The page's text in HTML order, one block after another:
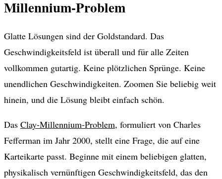
Millennium-Problem
Glatte Lösungen sind der Goldstandard. Das
Geschwindigkeitsfeld ist überall und für alle Zeiten
vollkommen gutartig. Keine plötzlichen Sprünge. Keine
unendlichen Geschwindigkeiten. Zoomen Sie beliebig weit
hinein, und die Lösung bleibt einfach schön.
Das Clay-Millennium-Problem, formuliert von Charles
Fefferman im Jahr 2000, stellt eine Frage, die auf eine
Karteikarte passt. Beginne mit einem beliebigen glatten,
physikalisch vernünftigen Geschwindigkeitsfeld, das den